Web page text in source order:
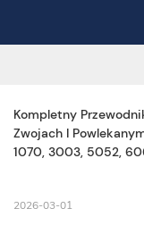
Kompletny
Zwojach I
1070, 3003, 5052,
2026-03-01